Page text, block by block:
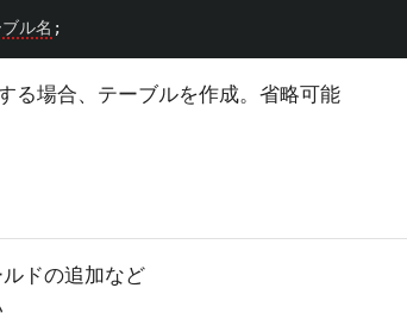
ル名 ;
る場合、テーブルを作成。省略可能
ドの追加など